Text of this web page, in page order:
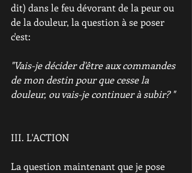
dit) dans le feu dévorant de la peur ou
de la douleur, la question à se poser
c'est:
"Vais-je décider d'être aux commandes
de mon destin pour que cesse la
douleur, ou vais-je continuer à subir? "
III. L'ACTION
La question maintenant que je pose